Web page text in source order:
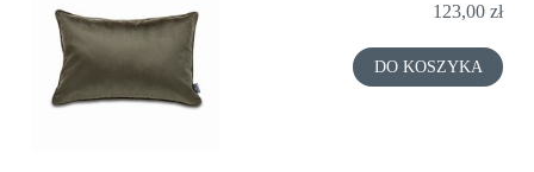
123,00 zł
DO KOSZYKA